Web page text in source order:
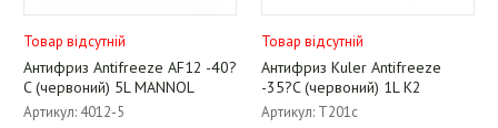
Товар відсутній
Антифриз Antifreeze AF12 -40?
C (червоний) 5L MANNOL
Артикул: 4012-5
Товар відсутній
Антифриз Kuler Antifreeze
-35?C (червоний) 1L K2
Артикул: T201c